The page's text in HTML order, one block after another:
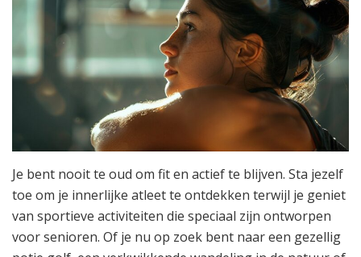
Je bent nooit te oud om fit en actief te blijven. Sta jezelf
toe om je innerlijke atleet te ontdekken terwijl je geniet
van sportieve activiteiten die speciaal zijn ontworpen
voor senioren. Of je nu op zoek bent naar een gezellig